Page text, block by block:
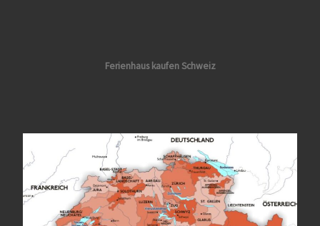
Ferienhaus kaufen Schweiz